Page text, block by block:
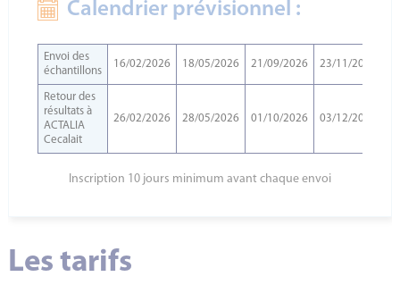
Calendrier prévisionnel :
Envoi des
échantillons
16/02/2026 18/05/2026 21/09/2026 23/11/2026
Retour des
résultats à
ACTALIA
Cecalait
26/02/2026 28/05/2026 01/10/2026 03/12/2026
Inscription 10 jours minimum avant chaque envoi
Les tarifs